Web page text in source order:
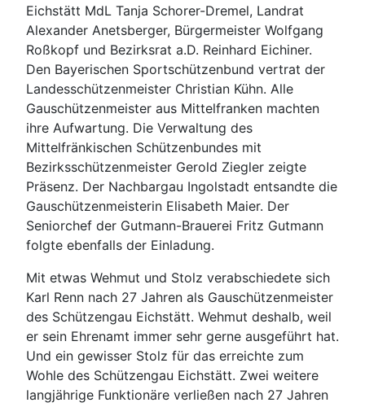
Eichstätt MdL Tanja Schorer-Dremel, Landrat
Alexander Anetsberger, Bürgermeister Wolfgang
Roßkopf und Bezirksrat a.D. Reinhard Eichiner.
Den Bayerischen Sportschützenbund vertrat der
Landesschützenmeister Christian Kühn. Alle
Gauschützenmeister aus Mittelfranken machten
ihre Aufwartung. Die Verwaltung des
Mittelfränkischen Schützenbundes mit
Bezirksschützenmeister Gerold Ziegler zeigte
Präsenz. Der Nachbargau Ingolstadt entsandte die
Gauschützenmeisterin Elisabeth Maier. Der
Seniorchef der Gutmann-Brauerei Fritz Gutmann
folgte ebenfalls der Einladung.
Mit etwas Wehmut und Stolz verabschiedete sich
Karl Renn nach 27 Jahren als Gauschützenmeister
des Schützengau Eichstätt. Wehmut deshalb, weil
er sein Ehrenamt immer sehr gerne ausgeführt hat.
Und ein gewisser Stolz für das erreichte zum
Wohle des Schützengau Eichstätt. Zwei weitere
langjährige Funktionäre verließen nach 27 Jahren